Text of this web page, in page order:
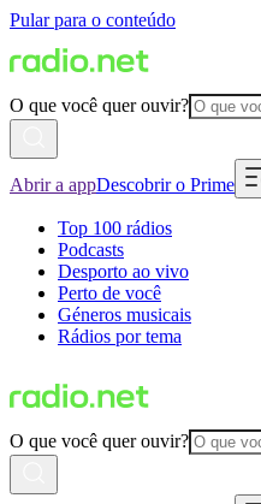
Pular para o conteúdo
O que você quer ouvir?
Abrir a appDescobrir o Prime
Top 100 rádios
Podcasts
Desporto ao vivo
Perto de você
Géneros musicais
Rádios por tema
O que você quer ouvir?